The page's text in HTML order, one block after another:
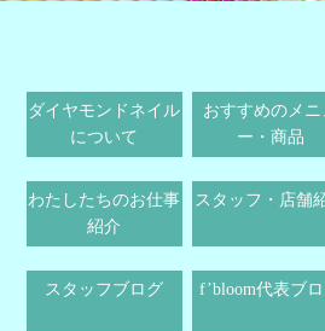
ダイヤモンドネイル
について
おすすめのメニ
ー・商品
わたしたちのお仕事
紹介
スタッフ・店舗
スタッフブログ f’bloom代表ブ